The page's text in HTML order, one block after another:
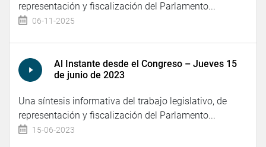
representación y fiscalización del Parlamento...
06-11-2025
Al Instante desde el Congreso – Jueves 15
de junio de 2023
Una síntesis informativa del trabajo legislativo, de
representación y fiscalización del Parlamento...
15-06-2023